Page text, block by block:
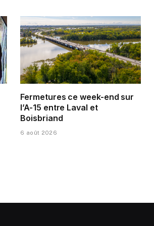
Fermetures ce week-end sur
l’A-15 entre Laval et
Boisbriand
6 août 2026